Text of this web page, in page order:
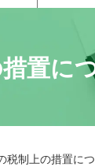
置に
税制上の措置に